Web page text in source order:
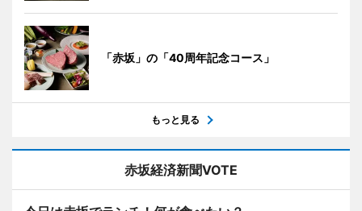
「赤坂」の「40周年記念コース」
もっと見る
赤坂経済新聞VOTE